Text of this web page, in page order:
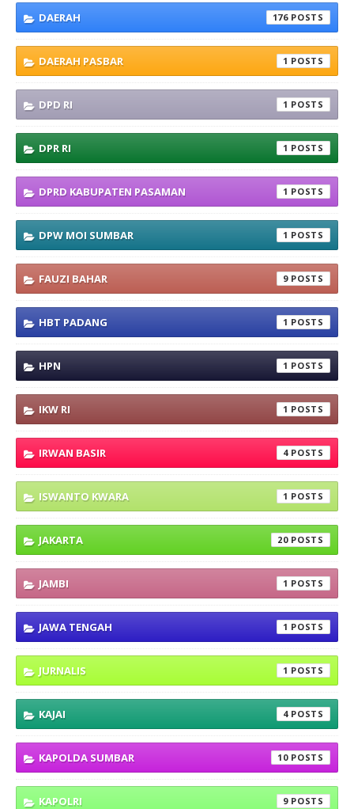
DAERAH 176
DAERAH PASBAR 1
DPD RI 1
DPR RI 1
DPRD KABUPATEN PASAMAN 1
DPW MOI SUMBAR 1
FAUZI BAHAR 9
HBT PADANG 1
HPN 1
IKW RI 1
IRWAN BASIR 4
ISWANTO KWARA 1
JAKARTA 20
JAMBI 1
JAWA TENGAH 1
JURNALIS 1
KAJAI 4
KAPOLDA SUMBAR 10
KAPOLRI 9